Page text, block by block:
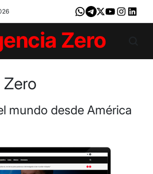
Whatsapp
Telegram
X YoutubeInstagram
mundo desde América